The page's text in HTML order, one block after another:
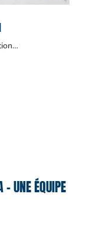
UNE ÉQUIPE